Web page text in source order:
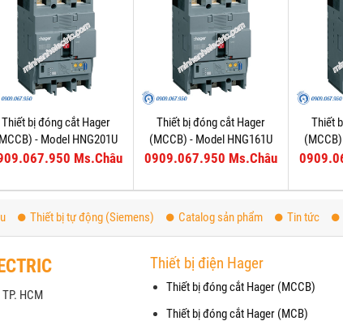
Thiết bị đóng cắt Hager
- Model HNG201U
Ms.Châu
Thiết bị đóng cắt Hager
(MCCB) - Model HNG161U
0909.067.950 Ms.Châu
Thiết
Thiết bị tự động (Siemens) Catalog sản phẩm Tin tức
HCM
Thiết bị điện Hager
Thiết bị đóng cắt Hager (MCCB)
Thiết bị đóng cắt Hager (MCB)